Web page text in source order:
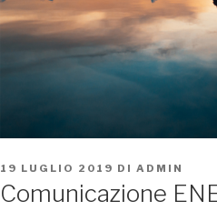
PUBBLICATO
19 LUGLIO 2019 DI ADMIN
Comunicazione